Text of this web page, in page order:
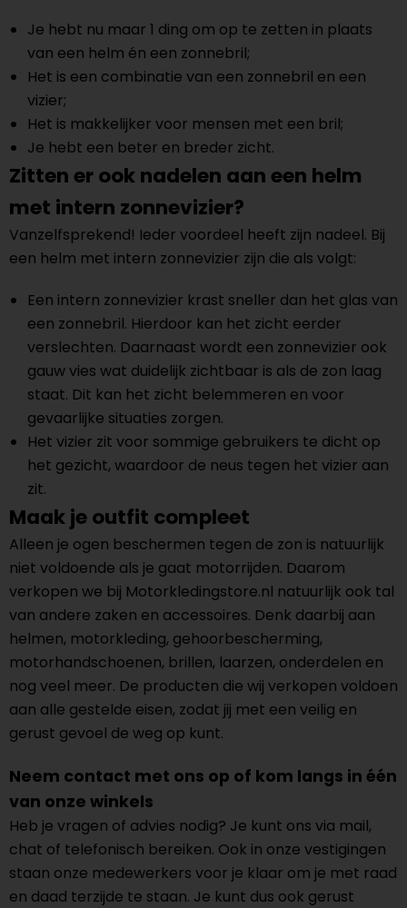
Je hebt nu maar 1 ding om op te zetten in plaats
van een helm én een zonnebril;
Het is een combinatie van een zonnebril en een
vizier;
Het is makkelijker voor mensen met een bril;
Je hebt een beter en breder zicht.
Zitten er ook nadelen aan een helm
met intern zonnevizier?
Vanzelfsprekend! Ieder voordeel heeft zijn nadeel. Bij
een helm met intern zonnevizier zijn die als volgt:
Een intern zonnevizier krast sneller dan het glas van
een zonnebril. Hierdoor kan het zicht eerder
verslechten. Daarnaast wordt een zonnevizier ook
gauw vies wat duidelijk zichtbaar is als de zon laag
staat. Dit kan het zicht belemmeren en voor
gevaarlijke situaties zorgen.
Het vizier zit voor sommige gebruikers te dicht op
het gezicht, waardoor de neus tegen het vizier aan
zit.
Maak je outfit compleet
Alleen je ogen beschermen tegen de zon is natuurlijk
niet voldoende als je gaat motorrijden. Daarom
verkopen we bij Motorkledingstore.nl natuurlijk ook tal
van andere zaken en accessoires. Denk daarbij aan
helmen, motorkleding, gehoorbescherming,
motorhandschoenen, brillen, laarzen, onderdelen en
nog veel meer. De producten die wij verkopen voldoen
aan alle gestelde eisen, zodat jij met een veilig en
gerust gevoel de weg op kunt.
Neem contact met ons op of kom langs in één
van onze winkels
Heb je vragen of advies nodig? Je kunt ons via mail,
chat of telefonisch bereiken. Ook in onze vestigingen
staan onze medewerkers voor je klaar om je met raad
en daad terzijde te staan. Je kunt dus ook gerust